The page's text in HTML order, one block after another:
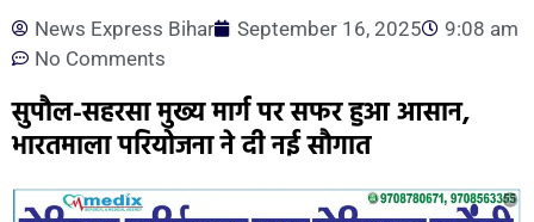
News Express Bihar September 16, 2025
9:08 am
No Comments
सुपौल-सहरसा मुख्य मार्ग पर सफर हुआ आसान,
भारतमाला परियोजना ने दी नई सौगात